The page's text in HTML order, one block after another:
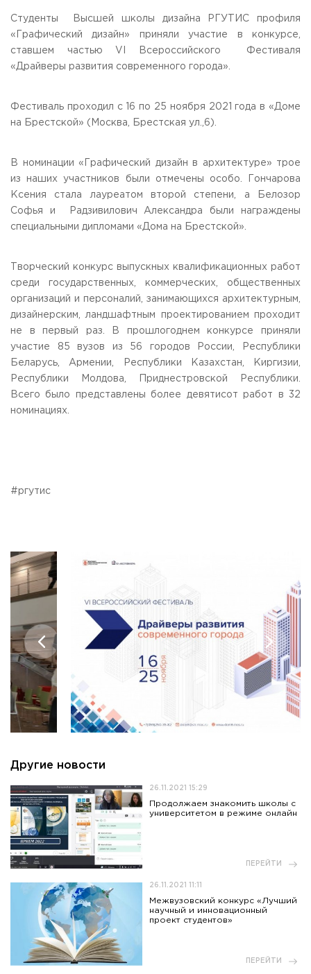
Work with disabled and handicapped people
Contacts
Additional education
Федеральный ресурсный центр
Federal educational and methodical association in the
system of secondary vocational education
Competition of teaching staff
Information about educational organization
ORDER A CALLBACK
99 Glavnaya Street, dp.Cherkizovo, Urban district Pushkinsky,
Moscow region, 141221
+7 (495) 940 83 00
E-MAIL
obrashenia@rguts.ru
Fr: from 09:00 to 16:45;
Студенты Высшей школы дизайна РГУТИС профиля
«Графический дизайн» приняли участие в конкурсе,
ставшем частью VI Всероссийского Фестиваля
«Драйверы развития современного города».
Фестиваль проходил с 16 по 25 ноября 2021 года в «Доме
на Брестской» (Москва, Брестская ул.,6).
В номинации «Графический дизайн в архитектуре» трое
из наших участников были отмечены особо. Гончарова
Ксения стала лауреатом второй степени, а Белозор
Софья и Радзивилович Александра были награждены
специальными дипломами «Дома на Брестской».
Творческий конкурс выпускных квалификационных работ
среди государственных, коммерческих, общественных
организаций и персоналий, занимающихся архитектурным,
дизайнерским, ландшафтным проектированием проходит
не в первый раз. В прошлогоднем конкурсе приняли
участие 85 вузов из 56 городов России, Республики
Беларусь, Армении, Республики Казахстан, Киргизии,
Республики Молдова, Приднестровской Республики.
Всего было представлены более девятисот работ в 32
номинациях.
#ргутис
Другие новости
26.11.2021 15:29
Продолжаем знакомить школы с
университетом в режиме онлайн
ПЕРЕЙТИ
26.11.2021 11:11
Межвузовский конкурс «Лучший
научный и инновационный
проект студентов»
ПЕРЕЙТИ